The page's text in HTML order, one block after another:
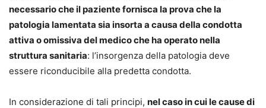
necessario che il paziente fornisca la prova che la
patologia lamentata sia insorta a causa della condotta
attiva o omissiva del medico che ha operato nella
struttura sanitaria: l’insorgenza della patologia deve
essere riconducibile alla predetta condotta.
In considerazione di tali principi, nel caso in cui le cause di